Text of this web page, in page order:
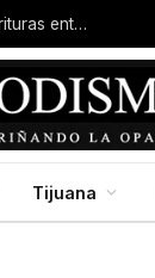
Familias de la colonia Progreso reciben certeza jurídica con escrituras entregadas por Dip. Molina
Tijuana